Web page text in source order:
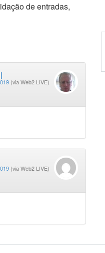
de entradas,
(via Web2 LIVE)
(via Web2 LIVE)